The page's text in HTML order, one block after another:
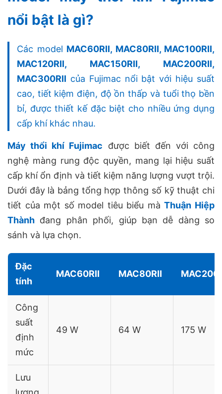
nổi bật là gì?
Các model MAC60RII, MAC80RII, MAC100RII,
MAC120RII, MAC150RII, MAC200RII,
MAC300RII của Fujimac nổi bật với hiệu suất
cao, tiết kiệm điện, độ ồn thấp và tuổi thọ bền
bỉ, được thiết kế đặc biệt cho nhiều ứng dụng
cấp khí khác nhau.
Máy thổi khí Fujimac được biết đến với công
nghệ màng rung độc quyền, mang lại hiệu suất
cấp khí ổn định và tiết kiệm năng lượng vượt trội.
Dưới đây là bảng tổng hợp thông số kỹ thuật chi
tiết của một số model tiêu biểu màThuận Hiệp
Thành đang phân phối, giúp bạn dễ dàng so
sánh và lựa chọn.
Đặc
tính
MAC60RII MAC80RII
Công
suất
định
mức
49 W 64 W 175 W
Lưu